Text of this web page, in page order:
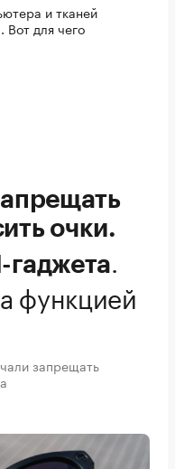
и тканей
Вот для чего
очки.
гаджета.
функцией
запрещать